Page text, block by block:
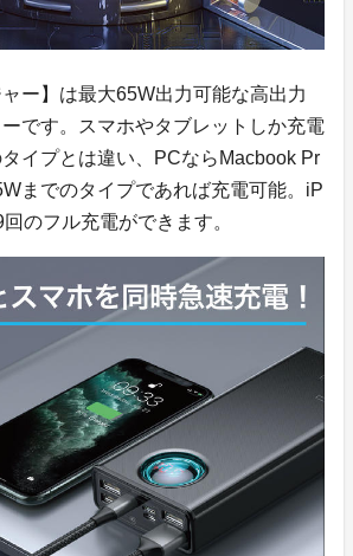
ャー】は最大65W出力可能な高出力
です。スマホやタブレットしか充電
イプとは違い、PCならMacbook Pr
までのタイプであれば充電可能。iP
のフル充電ができます。